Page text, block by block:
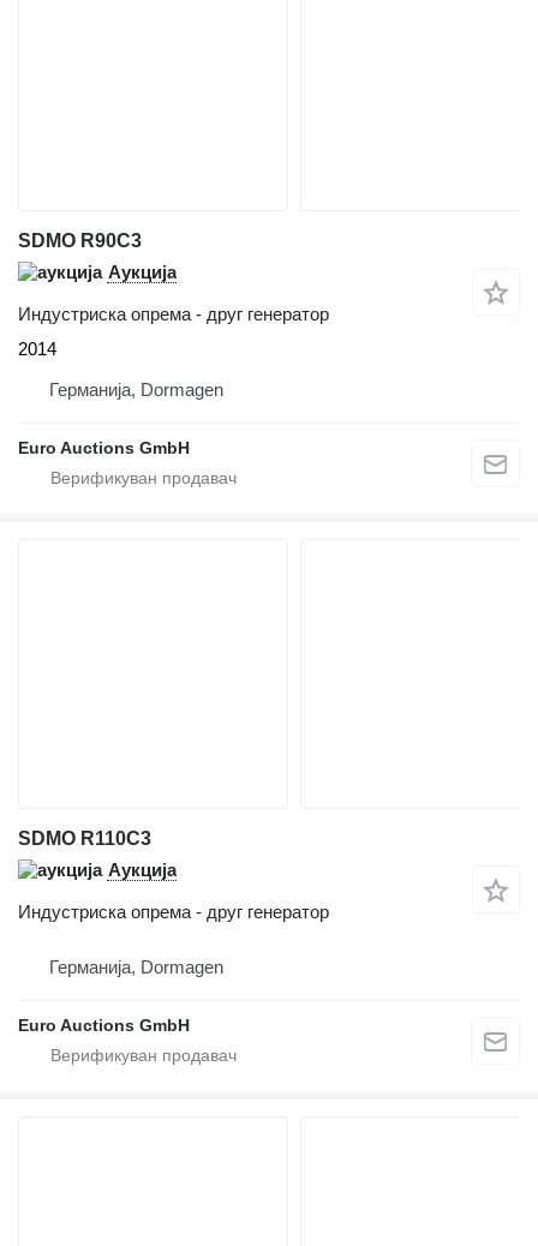
SDMO R90C3
Аукција
Индустриска опрема - друг генератор
2014
Германија, Dormagen
Euro Auctions GmbH
SDMO R110C3
Аукција
Индустриска опрема - друг генератор
Германија, Dormagen
Euro Auctions GmbH